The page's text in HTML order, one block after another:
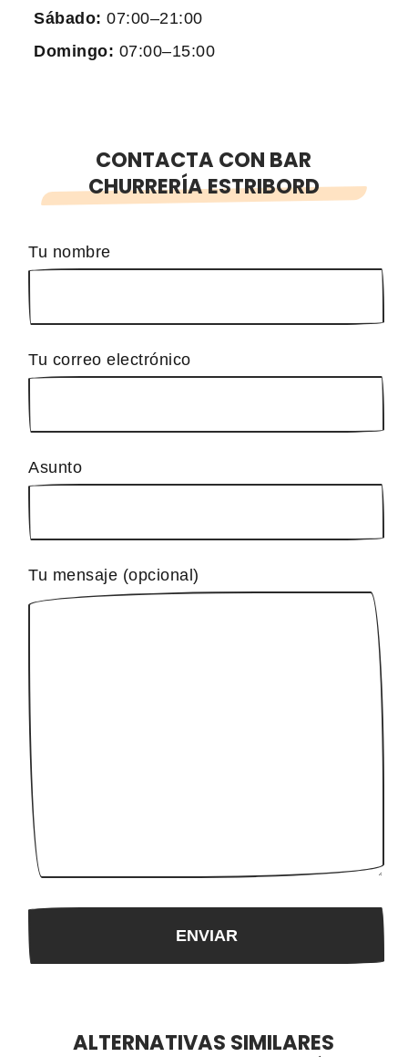
Sábado: 07:00–21:00
Domingo: 07:00–15:00
CONTACTA CON BAR
CHURRERÍA ESTRIBORD
Tu nombre
Tu correo electrónico
Asunto
Tu mensaje (opcional)
ALTERNATIVAS SIMILARES